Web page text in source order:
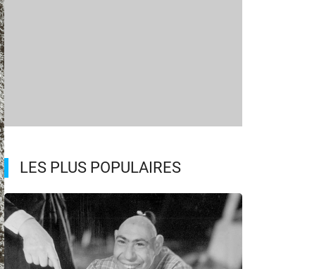
LES PLUS POPULAIRES